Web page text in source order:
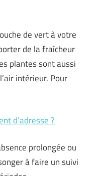
de vert à votre
de la fraîcheur
plantes sont aussi
intérieur. Pour
d’adresse ?
prolongée ou
à faire un suivi